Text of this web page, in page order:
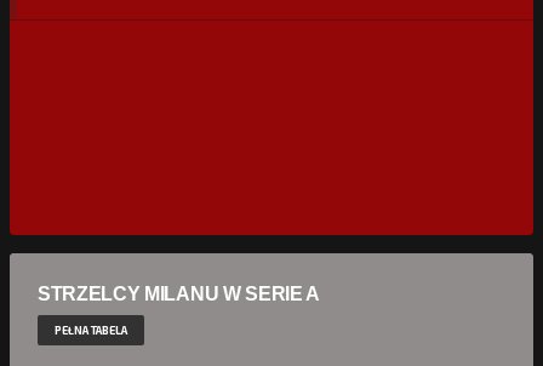
STRZELCY MILANU W SERIE A
PEŁNA TABELA